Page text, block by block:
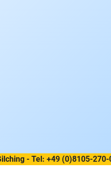
- Tel: +49 (0)8105-